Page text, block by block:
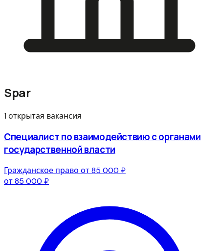
Spar
1 открытая вакансия
Специалист по взаимодействию с органами
государственной власти
Гражданское право от 85 000 ₽
от 85 000 ₽